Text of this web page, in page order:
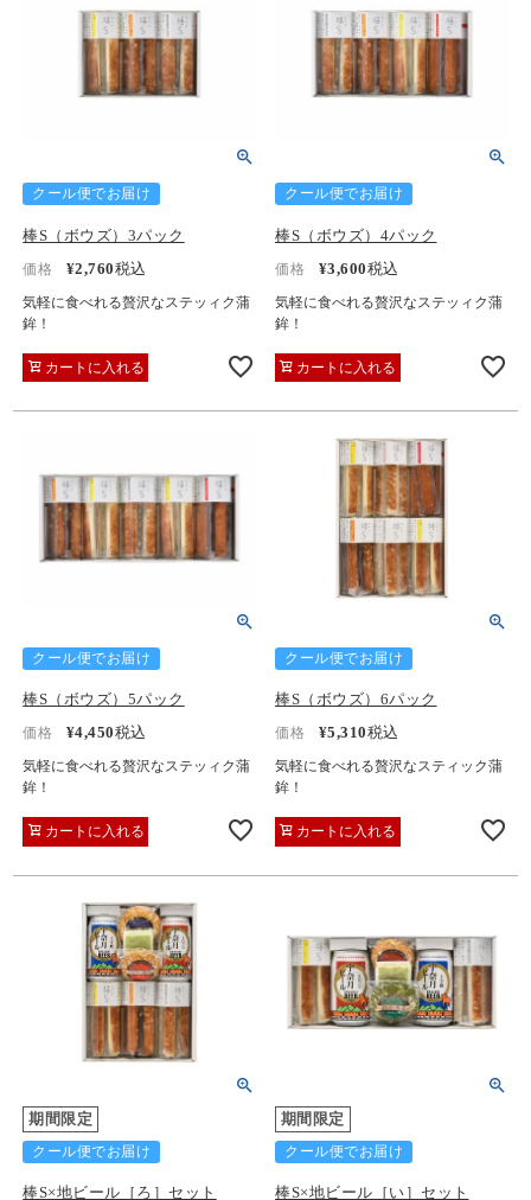
クール便でお届け
棒S（ボウズ）3パック
価格 ¥2,760税込
気軽に食べれる贅沢なステッィク蒲
鉾！
カートに入れる
クール便でお届け
棒S（ボウズ）4パック
価格 ¥3,600税込
気軽に食べれる贅沢なステッィク蒲
鉾！
カートに入れる
クール便でお届け
棒S（ボウズ）5パック
価格 ¥4,450税込
気軽に食べれる贅沢なステッィク蒲
鉾！
カートに入れる
クール便でお届け
棒S（ボウズ）6パック
価格 ¥5,310税込
気軽に食べれる贅沢なスティック蒲
鉾！
カートに入れる
期間限定
クール便でお届け
棒S×地ビール［ろ］セット
期間限定
クール便でお届け
棒S×地ビール［い］セット